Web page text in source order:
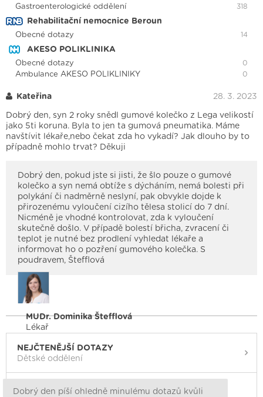
Gastroenterologické oddělení 318
Rehabilitační nemocnice Beroun
Obecné dotazy 14
AKESO POLIKLINIKA
Obecné dotazy 0
Ambulance AKESO POLIKLINIKY 0
Kateřina 28. 3. 2023
Dobrý den, syn 2 roky snědl gumové kolečko z Lega velikostí
jako 5ti koruna. Byla to jen ta gumová pneumatika. Máme
navštívit lékaře,nebo čekat zda ho vykadí? Jak dlouho by to
případně mohlo trvat? Děkuji
Dobrý den, pokud jste si jisti, že šlo pouze o gumové
kolečko a syn nemá obtíže s dýcháním, nemá bolesti při
polykání či nadměrně neslyní, pak obvykle dojde k
přirozenému vyloučení cizího tělesa stolicí do 7 dní.
Nicméně je vhodné kontrolovat, zda k vyloučení
skutečně došlo. V případě bolestí břicha, zvracení či
teplot je nutné bez prodlení vyhledat lékaře a
informovat ho o pozření gumového kolečka. S
poudravem, Štefflová
MUDr. Dominika Štefflová
Lékař
NEJČTENĚJŠÍ DOTAZY
Dětské oddělení
Dobrý den píší ohledně minulému dotazů kvůli